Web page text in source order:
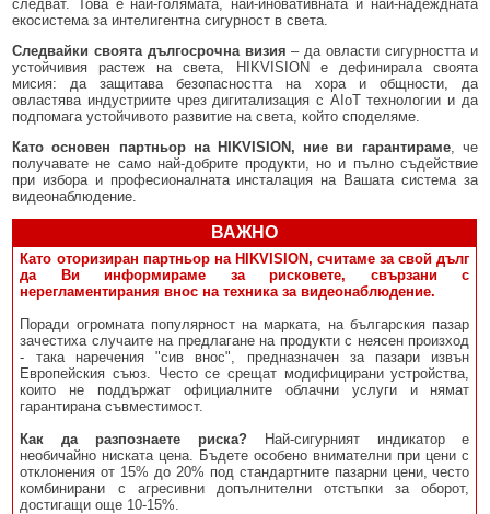
следват. Това е най-голямата, най-иновативната и най-надеждната
екосистема за интелигентна сигурност в света.
Следвайки своята дългосрочна визия – да овласти сигурността и
устойчивия растеж на света, HIKVISION е дефинирала своята
мисия: да защитава безопасността на хора и общности, да
овластява индустриите чрез дигитализация с AIoT технологии и да
подпомага устойчивото развитие на света, който споделяме.
Като основен партньор на HIKVISION, ние ви гарантираме, че
получавате не само най-добрите продукти, но и пълно съдействие
при избора и професионалната инсталация на Вашата система за
видеонаблюдение.
ВАЖНО
Като оторизиран партньор на HIKVISION, считаме за свой дълг
да Ви информираме за рисковете, свързани с
нерегламентирания внос на техника за видеонаблюдение.
Поради огромната популярност на марката, на българския пазар
зачестиха случаите на предлагане на продукти с неясен произход
- така наречения "сив внос", предназначен за пазари извън
Европейския съюз. Често се срещат модифицирани устройства,
които не поддържат официалните облачни услуги и нямат
гарантирана съвместимост.
Как да разпознаете риска?Най-сигурният индикатор е
необичайно ниската цена. Бъдете особено внимателни при цени с
отклонения от 15% до 20% под стандартните пазарни цени, често
комбинирани с агресивни допълнителни отстъпки за оборот,
достигащи още 10-15%.